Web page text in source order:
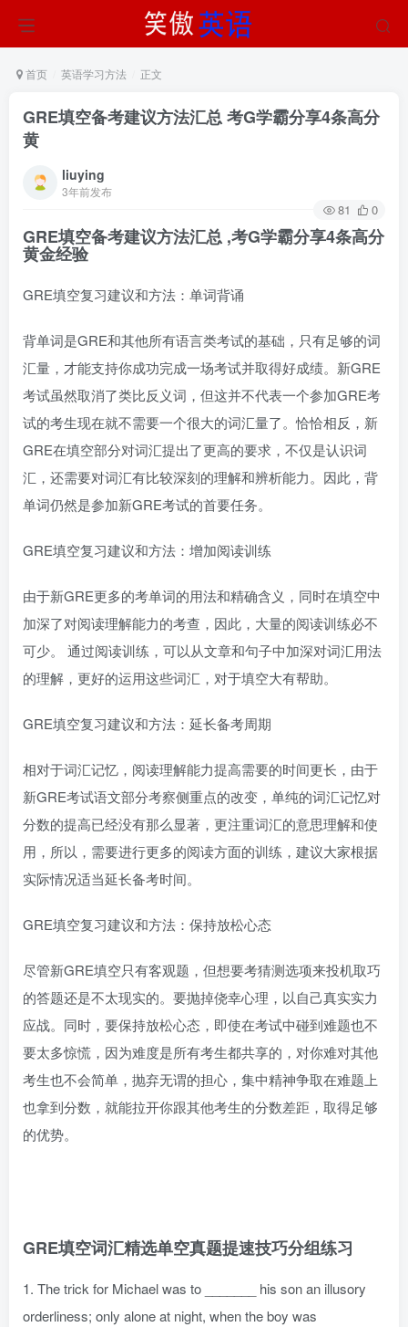
首页 英语学习方法 正文
GRE填空备考建议方法汇总 考G学霸分享4条高分
黄
liuying
3年前发布
81 0
GRE填空备考建议方法汇总 ,考G学霸分享4条高分
黄金经验
GRE填空复习建议和方法：单词背诵
背单词是GRE和其他所有语言类考试的基础，只有足够的词
汇量，才能支持你成功完成一场考试并取得好成绩。新GRE
考试虽然取消了类比反义词，但这并不代表一个参加GRE考
试的考生现在就不需要一个很大的词汇量了。恰恰相反，新
GRE在填空部分对词汇提出了更高的要求，不仅是认识词
汇，还需要对词汇有比较深刻的理解和辨析能力。因此，背
单词仍然是参加新GRE考试的首要任务。
GRE填空复习建议和方法：增加阅读训练
由于新GRE更多的考单词的用法和精确含义，同时在填空中
加深了对阅读理解能力的考查，因此，大量的阅读训练必不
可少。 通过阅读训练，可以从文章和句子中加深对词汇用法
的理解，更好的运用这些词汇，对于填空大有帮助。
GRE填空复习建议和方法：延长备考周期
相对于词汇记忆，阅读理解能力提高需要的时间更长，由于
新GRE考试语文部分考察侧重点的改变，单纯的词汇记忆对
分数的提高已经没有那么显著，更注重词汇的意思理解和使
用，所以，需要进行更多的阅读方面的训练，建议大家根据
实际情况适当延长备考时间。
GRE填空复习建议和方法：保持放松心态
尽管新GRE填空只有客观题，但想要考猜测选项来投机取巧
的答题还是不太现实的。要抛掉侥幸心理，以自己真实实力
应战。同时，要保持放松心态，即使在考试中碰到难题也不
要太多惊慌，因为难度是所有考生都共享的，对你难对其他
考生也不会简单，抛弃无谓的担心，集中精神争取在难题上
也拿到分数，就能拉开你跟其他考生的分数差距，取得足够
的优势。
GRE填空词汇精选单空真题提速技巧分组练习
1. The trick for Michael was to _______ his son an illusory
orderliness; only alone at night, when the boy was